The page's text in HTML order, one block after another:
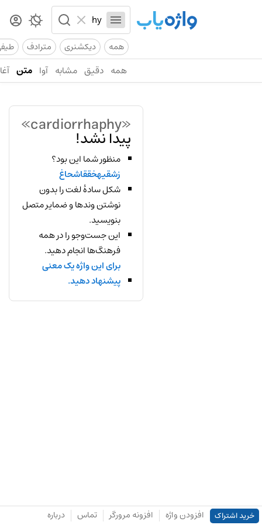
همه دیکشنری مترادف
همه دقیق مشابه آوا متن
«cardiorrhaphy»
پیدا نشد!
منظور شما این بود؟
زشقیهخققاشحاغ
شکل سادهٔ لغت را بدون
نوشتن وندها و ضمایر متصل
بنویسید.
این جست‌وجو را در همه
فرهنگ‌ها انجام دهید.
برای این واژه یک معنی
پیشنهاد دهید.
خرید اشتراک افزودن واژه افزونه مرورگر تماس درباره